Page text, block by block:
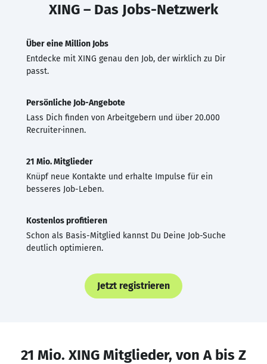
XING – Das Jobs-Netzwerk
Über eine Million Jobs
Entdecke mit XING genau den Job, der wirklich zu Dir
passt.
Persönliche Job-Angebote
Lass Dich finden von Arbeitgebern und über 20.000
Recruiter·innen.
21 Mio. Mitglieder
Knüpf neue Kontakte und erhalte Impulse für ein
besseres Job-Leben.
Kostenlos profitieren
Schon als Basis-Mitglied kannst Du Deine Job-Suche
deutlich optimieren.
Jetzt registrieren
21 Mio. XING Mitglieder, von A bis Z